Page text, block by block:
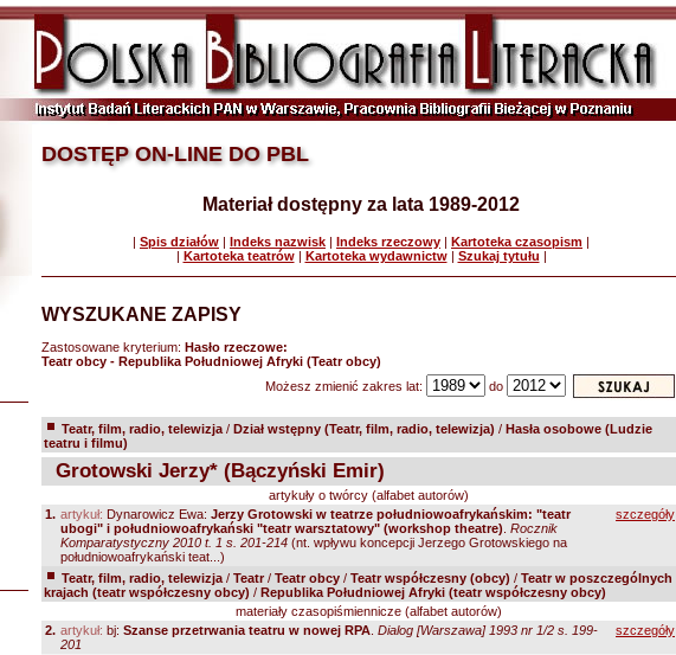
DOSTĘP ON-LINE DO PBL
Materiał dostępny za lata 1989-2012
| Spis działów | Indeks nazwisk | Indeks rzeczowy | Kartoteka czasopism |
| Kartoteka teatrów| Kartoteka wydawnictw| Szukaj tytułu |
WYSZUKANE ZAPISY
Zastosowane kryterium: Hasło rzeczowe:
Teatr obcy - Republika Południowej Afryki (Teatr obcy)
Możesz zmienić zakres lat:
do
Teatr, film, radio, telewizja / Dział wstępny (Teatr, film, radio, telewizja) / Hasła osobowe (Ludzie
teatru i filmu)
Grotowski Jerzy* (Bączyński Emir)
artykuły o twórcy (alfabet autorów)
1. artykuł: Dynarowicz Ewa: Jerzy Grotowski w teatrze południowoafrykańskim: "teatr
ubogi" i południowoafrykański "teatr warsztatowy" (workshop theatre) Rocznik
Komparatystyczny 2010 t. 1 s. 201-214 (nt. wpływu koncepcji Jerzego Grotowskiego na
południowoafrykański teat...)
szczegóły
Teatr, film, radio, telewizja / Teatr / Teatr obcy / Teatr współczesny (obcy) / Teatr w poszczególnych
krajach (teatr współczesny obcy) / Republika Południowej Afryki (teatr współczesny obcy)
materiały czasopiśmiennicze (alfabet autorów)
2. artykuł: bj: Szanse przetrwania teatru w nowej RPA Dialog [Warszawa] 1993 nr 1/2 s. 199-
201
szczegóły